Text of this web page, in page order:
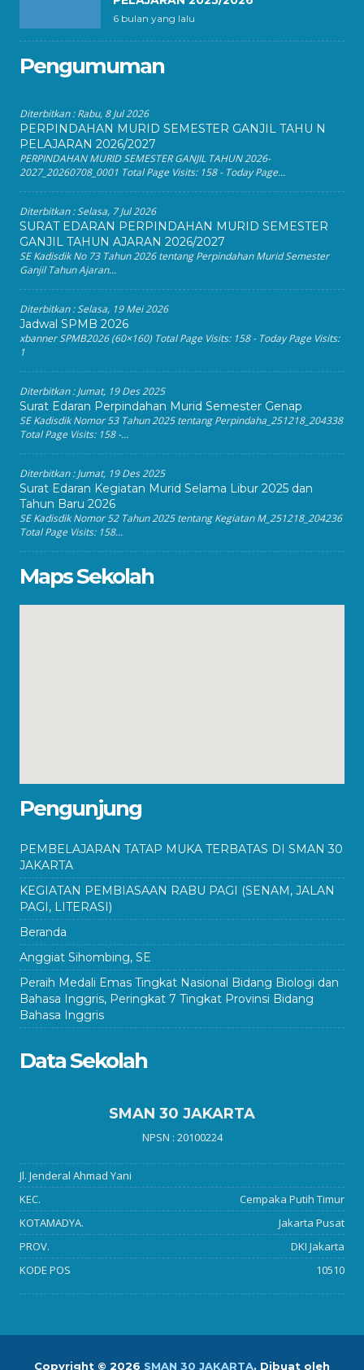
6 bulan yang lalu
Pengumuman
Diterbitkan :Rabu, 8 Jul 2026
PERPINDAHAN MURID SEMESTER GANJIL TAHU N
PELAJARAN 2026/2027
PERPINDAHAN MURID SEMESTER GANJIL TAHUN 2026-
2027_20260708_0001 Total Page Visits: 158 - Today Page...
Diterbitkan :Selasa, 7 Jul 2026
SURAT EDARAN PERPINDAHAN MURID SEMESTER
GANJIL TAHUN AJARAN 2026/2027
SE Kadisdik No 73 Tahun 2026 tentang Perpindahan Murid Semester
Ganjil Tahun Ajaran...
Diterbitkan :Selasa, 19 Mei 2026
Jadwal SPMB 2026
xbanner SPMB2026 (60×160) Total Page Visits: 158 - Today Page Visits:
1
Diterbitkan :Jumat, 19 Des 2025
Surat Edaran Perpindahan Murid Semester Genap
SE Kadisdik Nomor 53 Tahun 2025 tentang Perpindaha_251218_204338
Total Page Visits: 158 -...
Diterbitkan :Jumat, 19 Des 2025
Surat Edaran Kegiatan Murid Selama Libur 2025 dan
Tahun Baru 2026
SE Kadisdik Nomor 52 Tahun 2025 tentang Kegiatan M_251218_204236
Total Page Visits: 158...
Maps Sekolah
Pengunjung
PEMBELAJARAN TATAP MUKA TERBATAS DI SMAN 30
JAKARTA
KEGIATAN PEMBIASAAN RABU PAGI (SENAM, JALAN
PAGI, LITERASI)
Beranda
Anggiat Sihombing, SE
Peraih Medali Emas Tingkat Nasional Bidang Biologi dan
Bahasa Inggris, Peringkat 7 Tingkat Provinsi Bidang
Bahasa Inggris
Data Sekolah
SMAN 30 JAKARTA
NPSN : 20100224
Jl. Jenderal Ahmad Yani
KEC.
Cempaka Putih Timur
KOTAMADYA.
Jakarta Pusat
PROV.
DKI Jakarta
KODE POS
10510
Copyright © 2026 SMAN 30 JAKARTA. Dibuat oleh